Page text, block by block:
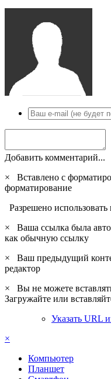
Добавить комментарий...
×
Вставлено с
форматирование
Разрешено использовать
×
Ваша ссылка была
как обычную ссылку
×
Ваш предыдущий
редактор
×
Вы не можете
Загружайте или
Указать URL
×
Компьютер
Планшет